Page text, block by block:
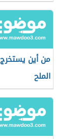
من أين يستخرج
الملح